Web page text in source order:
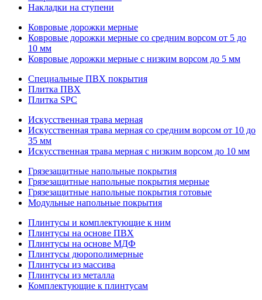
Накладки на ступени
Ковровые дорожки мерные
Ковровые дорожки мерные со средним ворсом от 5 до
10 мм
Ковровые дорожки мерные с низким ворсом до 5 мм
Специальные ПВХ покрытия
Плитка ПВХ
Плитка SPC
Искуccтвенная трава мерная
Искусственная трава мерная со средним ворсом от 10 до
35 мм
Искусственная трава мерная с низким ворсом до 10 мм
Грязезащитные напольные покрытия
Грязезащитные напольные покрытия мерные
Грязезащитные напольные покрытия готовые
Модульные напольные покрытия
Плинтусы и комплектующие к ним
Плинтусы на основе ПВХ
Плинтусы на основе МДФ
Плинтусы дюрополимерные
Плинтусы из массива
Плинтусы из металла
Комплектующие к плинтусам